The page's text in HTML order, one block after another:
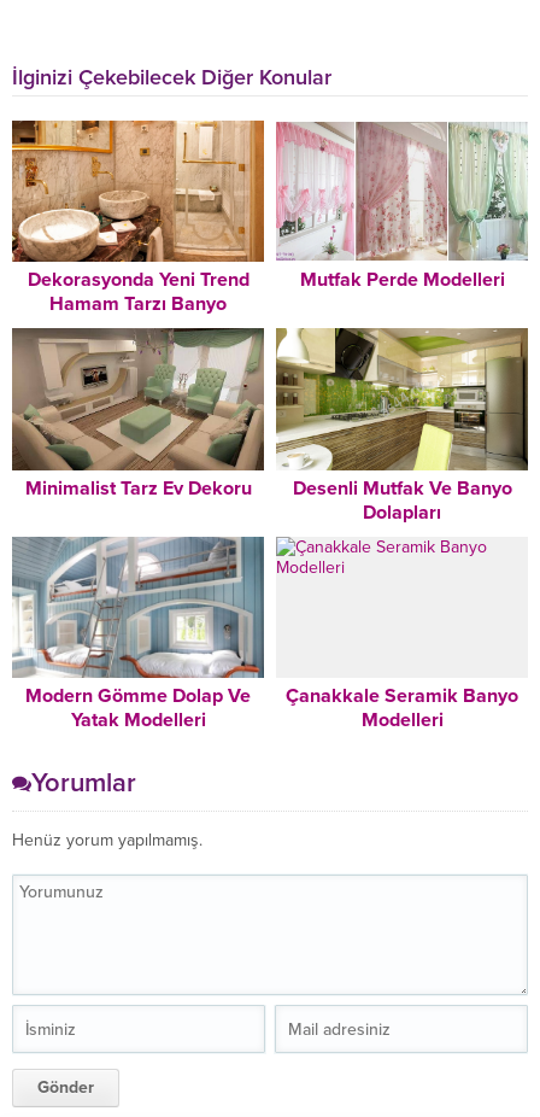
İlginizi Çekebilecek Diğer Konular
Dekorasyonda Yeni Trend
Hamam Tarzı Banyo
Dekorasyonu Modelleri
Mutfak Perde Modelleri
Minimalist Tarz Ev Dekoru
Desenli Mutfak Ve Banyo
Dolapları
Modern Gömme Dolap Ve
Yatak Modelleri
Çanakkale Seramik Banyo
Modelleri
Yorumlar
Henüz yorum yapılmamış.